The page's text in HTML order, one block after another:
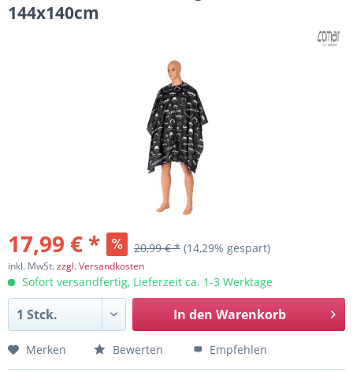
144x140cm
17,99 € * 20,99 € * (14,29% gespart)
inkl. MwSt.zzgl. Versandkosten
Sofort versandfertig, Lieferzeit ca. 1-3 Werktage
In den Warenkorb
Merken Bewerten Empfehlen